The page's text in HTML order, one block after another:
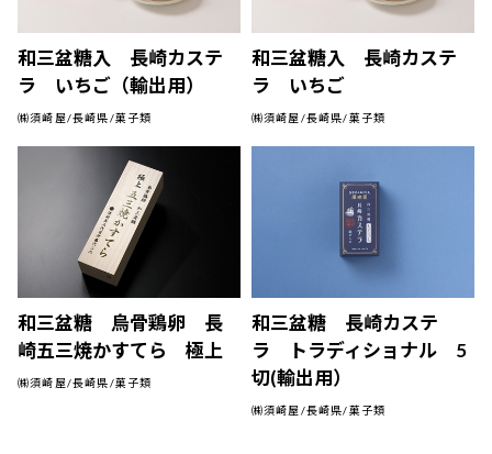
和三盆糖入 長崎カステ
ラ いちご（輸出用）
㈱須崎屋/長崎県/菓子類
和三盆糖入 長崎カステ
ラ いちご
㈱須崎屋/長崎県/菓子類
和三盆糖 烏骨鶏卵 長
崎五三焼かすてら 極上
㈱須崎屋/長崎県/菓子類
和三盆糖 長崎カステ
ラ トラディショナル 5
切(輸出用）
㈱須崎屋/長崎県/菓子類